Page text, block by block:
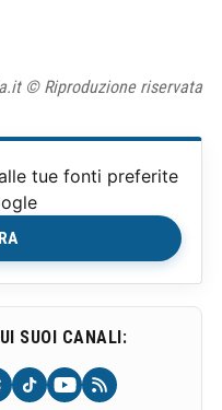
© Riproduzione riservata
tue fonti preferite
SUOI CANALI: